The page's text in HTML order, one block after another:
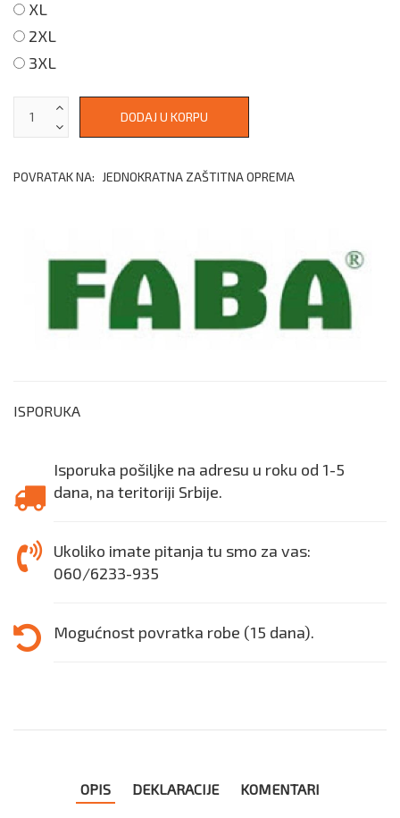
XL
2XL
3XL
POVRATAK NA: JEDNOKRATNA ZAŠTITNA OPREMA
ISPORUKA
Isporuka pošiljke na adresu u roku od 1-5
dana, na teritoriji Srbije.
Ukoliko imate pitanja tu smo za vas:
060/6233-935
Mogućnost povratka robe (15 dana).
OPIS DEKLARACIJE KOMENTARI